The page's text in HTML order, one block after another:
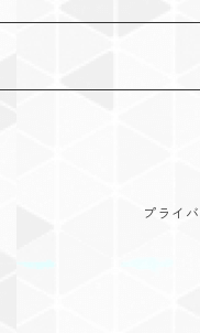
プライ